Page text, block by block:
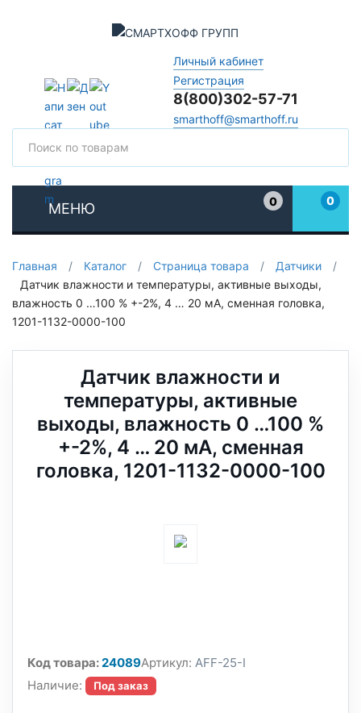
Личный кабинет
Регистрация
8(800)302-57-71
smarthoff@smarthoff.ru
МЕНЮ
0
0
Главная / Каталог / Страница товара / Датчики
/
Датчик влажности и температуры, активные выходы,
влажность 0 …100 % +-2%, 4 … 20 мA, сменная головка,
1201-1132-0000-100
Датчик влажности и
температуры, активные
выходы, влажность 0 …100 %
+-2%, 4 … 20 мA, сменная
головка, 1201-1132-0000-100
Код товара:24089Артикул: AFF-25-I
Наличие:
Под заказ